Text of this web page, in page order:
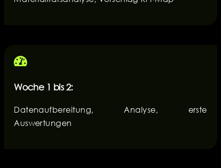
Woche 1 bis 2:
Datenaufbereitung, Analyse, erste
Auswertungen